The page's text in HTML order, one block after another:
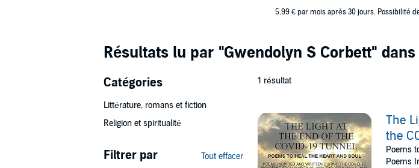
5,99 € par mois après 30 jours. Possibilité
Résultats lu par "Gwendolyn S Corbett"
Catégories
Littérature, romans et fiction
Religion et spiritualité
Filtrer par Tout effacer
1 résultat
The
the
Poems
Poems